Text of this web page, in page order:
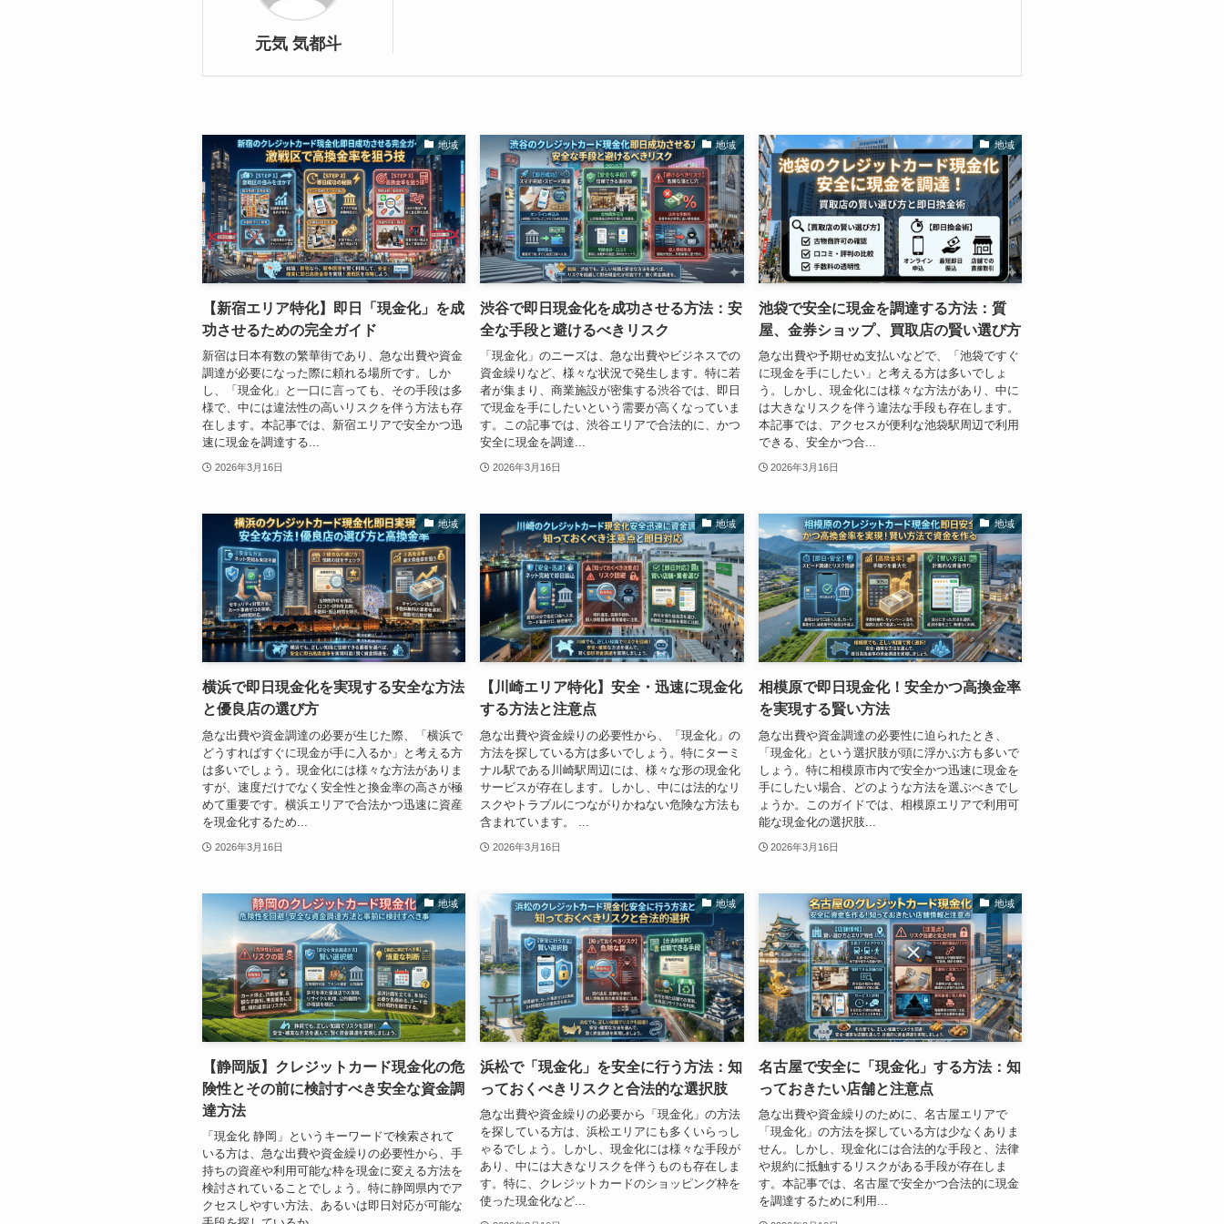
元気 気都斗
地域
【新宿エリア特化】即日「現金化」を成
功させるための完全ガイド
新宿は日本有数の繁華街であり、急な出費や資金
調達が必要になった際に頼れる場所です。しか
し、「現金化」と一口に言っても、その手段は多
様で、中には違法性の高いリスクを伴う方法も存
在します。本記事では、新宿エリアで安全かつ迅
速に現金を調達する...
2026年3月16日
地域
渋谷で即日現金化を成功させる方法：安
全な手段と避けるべきリスク
「現金化」のニーズは、急な出費やビジネスでの
資金繰りなど、様々な状況で発生します。特に若
者が集まり、商業施設が密集する渋谷では、即日
で現金を手にしたいという需要が高くなっていま
す。この記事では、渋谷エリアで合法的に、かつ
安全に現金を調達...
2026年3月16日
地域
池袋で安全に現金を調達する方法：質
屋、金券ショップ、買取店の賢い選び方
急な出費や予期せぬ支払いなどで、「池袋ですぐ
に現金を手にしたい」と考える方は多いでしょ
う。しかし、現金化には様々な方法があり、中に
は大きなリスクを伴う違法な手段も存在します。
本記事では、アクセスが便利な池袋駅周辺で利用
できる、安全かつ合...
2026年3月16日
地域
横浜で即日現金化を実現する安全な方法
と優良店の選び方
急な出費や資金調達の必要が生じた際、「横浜で
どうすればすぐに現金が手に入るか」と考える方
は多いでしょう。現金化には様々な方法がありま
すが、速度だけでなく安全性と換金率の高さが極
めて重要です。横浜エリアで合法かつ迅速に資産
を現金化するため...
2026年3月16日
地域
【川崎エリア特化】安全・迅速に現金化
する方法と注意点
急な出費や資金繰りの必要性から、「現金化」の
方法を探している方は多いでしょう。特にターミ
ナル駅である川崎駅周辺には、様々な形の現金化
サービスが存在します。しかし、中には法的なリ
スクやトラブルにつながりかねない危険な方法も
含まれています。 ...
2026年3月16日
地域
相模原で即日現金化！安全かつ高換金率
を実現する賢い方法
急な出費や資金調達の必要性に迫られたとき、
「現金化」という選択肢が頭に浮かぶ方も多いで
しょう。特に相模原市内で安全かつ迅速に現金を
手にしたい場合、どのような方法を選ぶべきでし
ょうか。このガイドでは、相模原エリアで利用可
能な現金化の選択肢...
2026年3月16日
地域
【静岡版】クレジットカード現金化の危
険性とその前に検討すべき安全な資金調
達方法
「現金化 静岡」というキーワードで検索されて
いる方は、急な出費や資金繰りの必要性から、手
持ちの資産や利用可能な枠を現金に変える方法を
検討されていることでしょう。特に静岡県内でア
クセスしやすい方法、あるいは即日対応が可能な
地域
浜松で「現金化」を安全に行う方法：知
っておくべきリスクと合法的な選択肢
急な出費や資金繰りの必要から「現金化」の方法
を探している方は、浜松エリアにも多くいらっし
ゃるでしょう。しかし、現金化には様々な手段が
あり、中には大きなリスクを伴うものも存在しま
す。特に、クレジットカードのショッピング枠を
使った現金化など...
地域
名古屋で安全に「現金化」する方法：知
っておきたい店舗と注意点
急な出費や資金繰りのために、名古屋エリアで
「現金化」の方法を探している方は少なくありま
せん。しかし、現金化には合法的な手段と、法律
や規約に抵触するリスクがある手段が存在しま
す。本記事では、名古屋で安全かつ合法的に現金
を調達するために利用...